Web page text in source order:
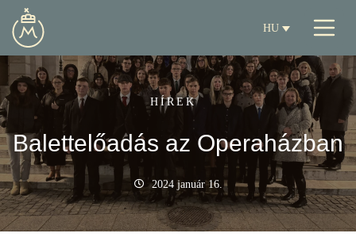
HU
HÍREK
Balettelőadás az Operaházban
2024 január 16.